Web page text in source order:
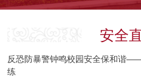
安全
反恐防暴警钟鸣校园安全保和谐
练